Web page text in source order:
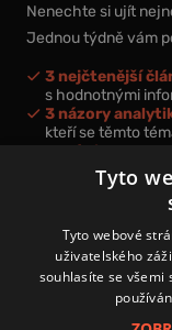
Nenechte si ujít
Jednou týdně vám
3 nejčtenější
s hodnotnými
3 názory
kteří se těmto
nová videa a
k prohloubení
Přihlášením k
zpracování osobních
Tyto
Tyto webové
uživatelského
souhlasíte se všemi